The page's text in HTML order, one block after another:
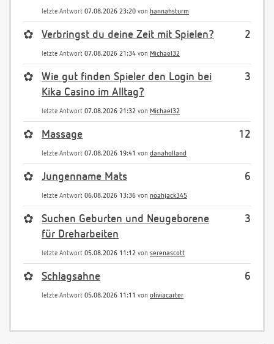
letzte Antwort 07.08.2026 23:20 von hannahsturm
2
✿ Verbringst du deine Zeit mit Spielen?
letzte Antwort 07.08.2026 21:34 von Michael32
3
✿
Wie gut finden Spieler den Login bei
Kika Casino im Alltag?
letzte Antwort 07.08.2026 21:32 von Michael32
12
✿ Massage
letzte Antwort 07.08.2026 19:41 von danaholland
6
✿ Jungenname Mats
letzte Antwort 06.08.2026 13:36 von noahjack345
3
✿
Suchen Geburten und Neugeborene
für Dreharbeiten
letzte Antwort 05.08.2026 11:12 von serenascott
6
✿ Schlagsahne
letzte Antwort 05.08.2026 11:11 von oliviacarter